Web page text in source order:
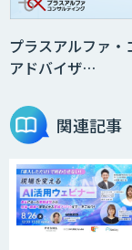
プラスアルファ
アドバイザ…
関連記事